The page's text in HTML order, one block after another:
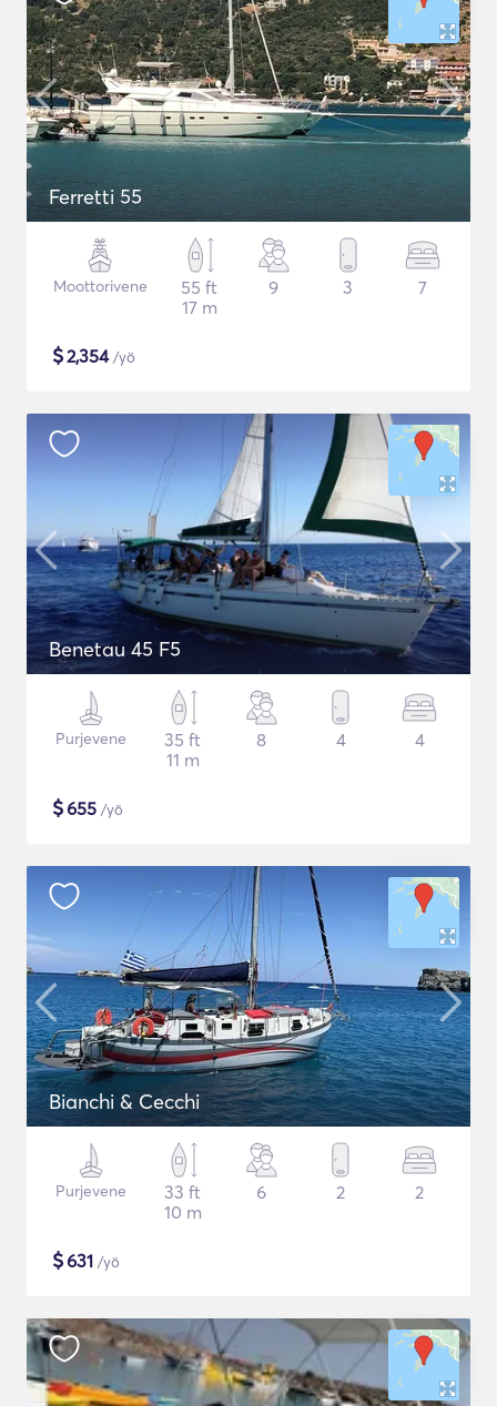
Ferretti 55
Moottorivene
55 ft
17 m
9 3 7
$2,354/yö
Benetau 45 F5
Purjevene
35 ft
11 m
8 4 4
$655 /yö
Bianchi & Cecchi
Purjevene
33 ft
10 m
6 2 2
$631 /yö